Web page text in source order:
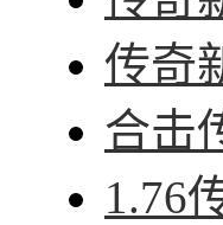
传奇
合击
1.76